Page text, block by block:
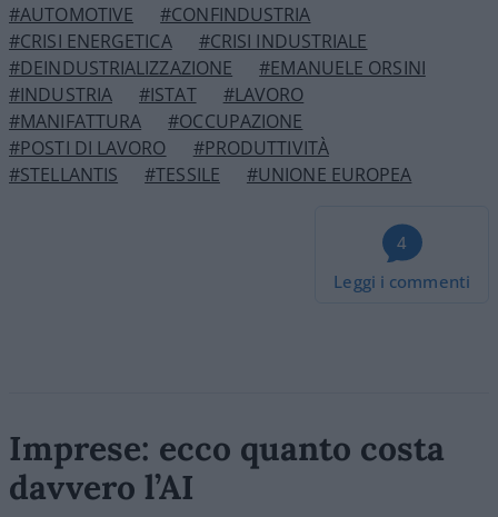
#AUTOMOTIVE
#CONFINDUSTRIA
#CRISI ENERGETICA
#CRISI INDUSTRIALE
#DEINDUSTRIALIZZAZIONE
#EMANUELE ORSINI
#INDUSTRIA
#ISTAT
#LAVORO
#MANIFATTURA
#OCCUPAZIONE
#POSTI DI LAVORO
#PRODUTTIVITÀ
#STELLANTIS
#TESSILE #UNIONE EUROPEA
4
Leggi i commenti
Imprese: ecco quanto costa
davvero l’AI